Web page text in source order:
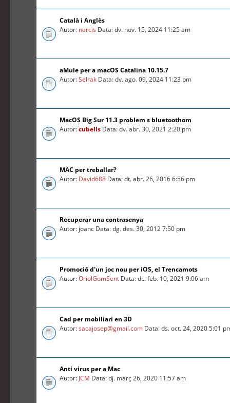
Català i Anglès
Autor: narcis Data: dv. nov. 15, 2024 11:25 am
aMule per a macOS Catalina 10.15.7
Autor:Selrak Data: dv. ago. 09, 2024 11:23 pm
MacOS Big Sur 11.3 problem s bluetoothom
Autor:cubells Data: dv. abr. 30, 2021 2:20 pm
MAC per treballar?
Autor: David688 Data: dt. abr. 26, 2016 6:56 pm
Recuperar una contrasenya
Autor: joanc Data: dg. des. 30, 2012 7:50 pm
Promoció d'un joc nou per iOS, el Trencamots
Autor:OriolGomSent Data: dc. feb. 10, 2021 9:06 am
Cad per mobiliari en 3D
Autor:sacajosep@gmail.com Data: ds. oct. 24, 2020 5:01
Anti virus per a Mac
Autor: JCM Data: dj. març 26, 2020 11:57 am